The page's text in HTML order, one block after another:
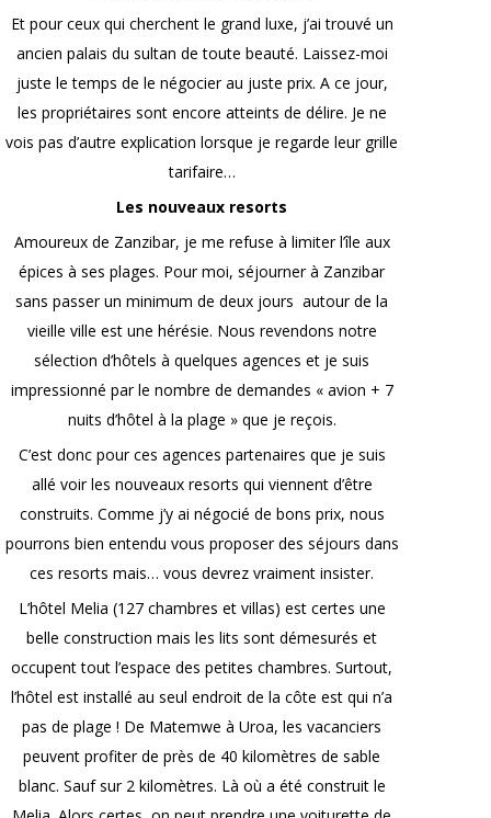
Et pour ceux qui cherchent le grand luxe, j’ai trouvé un
ancien palais du sultan de toute beauté. Laissez-moi
juste le temps de le négocier au juste prix. A ce jour,
les propriétaires sont encore atteints de délire. Je ne
vois pas d’autre explication lorsque je regarde leur grille
tarifaire…
Les nouveaux resorts
Amoureux de Zanzibar, je me refuse à limiter l’île aux
épices à ses plages. Pour moi, séjourner à Zanzibar
sans passer un minimum de deux jours autour de la
vieille ville est une hérésie. Nous revendons notre
sélection d’hôtels à quelques agences et je suis
impressionné par le nombre de demandes « avion + 7
nuits d’hôtel à la plage » que je reçois.
C’est donc pour ces agences partenaires que je suis
allé voir les nouveaux resorts qui viennent d’être
construits. Comme j’y ai négocié de bons prix, nous
pourrons bien entendu vous proposer des séjours dans
ces resorts mais… vous devrez vraiment insister.
L’hôtel Melia (127 chambres et villas) est certes une
belle construction mais les lits sont démesurés et
occupent tout l’espace des petites chambres. Surtout,
l’hôtel est installé au seul endroit de la côte est qui n’a
pas de plage ! De Matemwe à Uroa, les vacanciers
peuvent profiter de près de 40 kilomètres de sable
blanc. Sauf sur 2 kilomètres. Là où a été construit le